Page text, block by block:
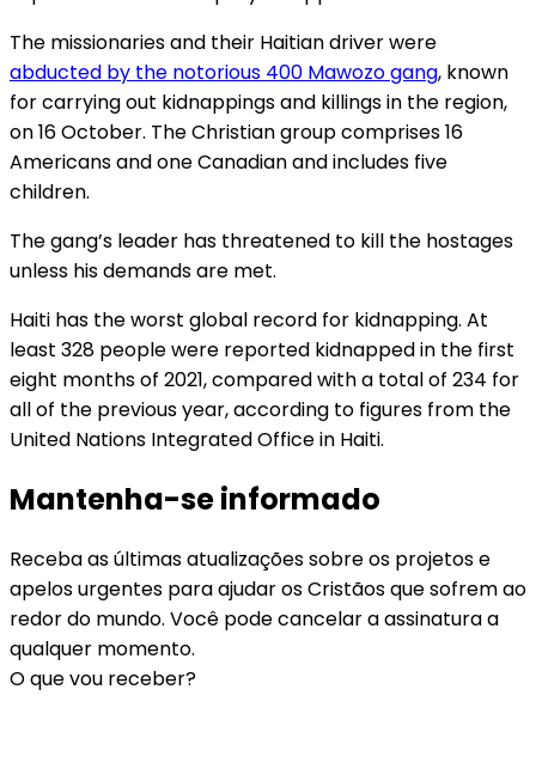
The missionaries and their Haitian driver were
abducted by the notorious 400 Mawozo gang, known
for carrying out kidnappings and killings in the region,
on 16 October. The Christian group comprises 16
Americans and one Canadian and includes five
children.
The gang’s leader has threatened to kill the hostages
unless his demands are met.
Haiti has the worst global record for kidnapping. At
least 328 people were reported kidnapped in the first
eight months of 2021, compared with a total of 234 for
all of the previous year, according to figures from the
United Nations Integrated Office in Haiti.
Mantenha-se informado
Receba as últimas atualizações sobre os projetos e
apelos urgentes para ajudar os Cristãos que sofrem ao
redor do mundo. Você pode cancelar a assinatura a
qualquer momento.
O que vou receber?